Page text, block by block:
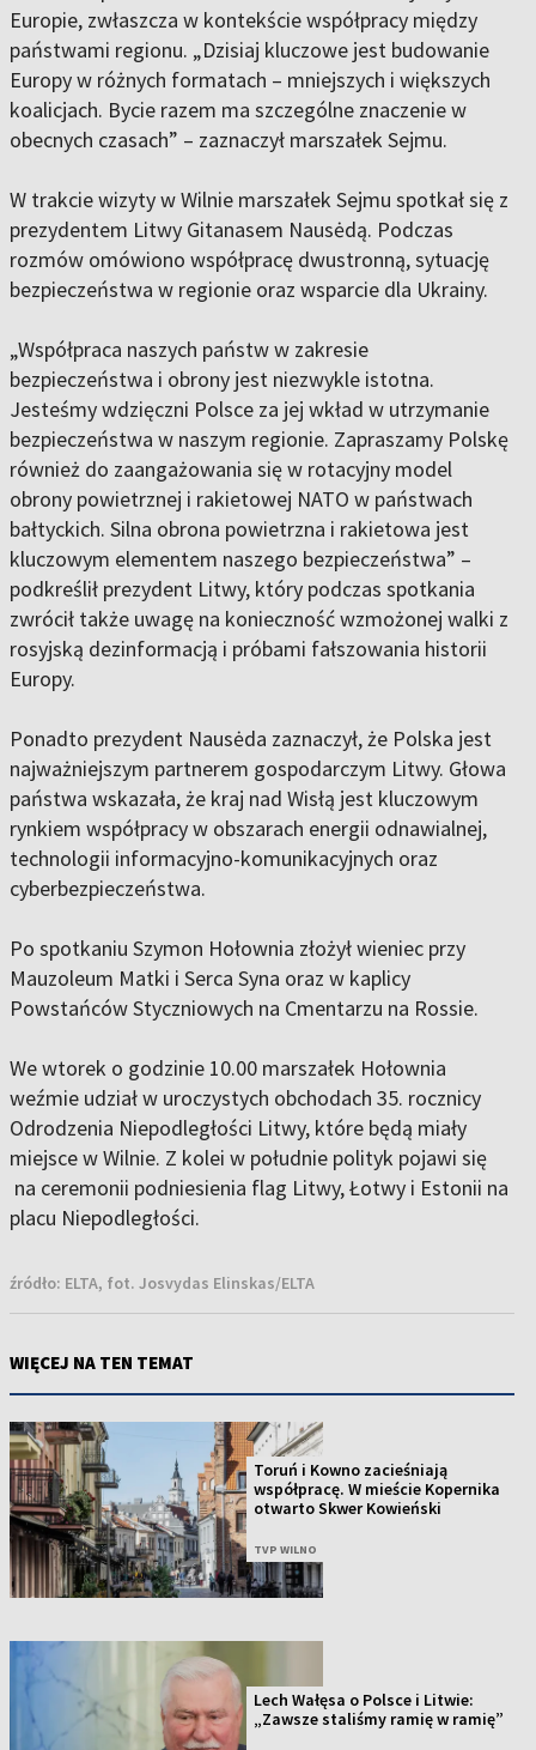
Europie, zwłaszcza w kontekście współpracy między
państwami regionu. „Dzisiaj kluczowe jest budowanie
Europy w różnych formatach – mniejszych i większych
koalicjach. Bycie razem ma szczególne znaczenie w
obecnych czasach” – zaznaczył marszałek Sejmu.
W trakcie wizyty w Wilnie marszałek Sejmu spotkał się z
prezydentem Litwy Gitanasem Nausėdą. Podczas
rozmów omówiono współpracę dwustronną, sytuację
bezpieczeństwa w regionie oraz wsparcie dla Ukrainy.
„Współpraca naszych państw w zakresie
bezpieczeństwa i obrony jest niezwykle istotna.
Jesteśmy wdzięczni Polsce za jej wkład w utrzymanie
bezpieczeństwa w naszym regionie. Zapraszamy Polskę
również do zaangażowania się w rotacyjny model
obrony powietrznej i rakietowej NATO w państwach
bałtyckich. Silna obrona powietrzna i rakietowa jest
kluczowym elementem naszego bezpieczeństwa” –
podkreślił prezydent Litwy, który podczas spotkania
zwrócił także uwagę na konieczność wzmożonej walki z
rosyjską dezinformacją i próbami fałszowania historii
Europy.
Ponadto prezydent Nausėda zaznaczył, że Polska jest
najważniejszym partnerem gospodarczym Litwy. Głowa
państwa wskazała, że kraj nad Wisłą jest kluczowym
rynkiem współpracy w obszarach energii odnawialnej,
technologii informacyjno-komunikacyjnych oraz
cyberbezpieczeństwa.
Po spotkaniu Szymon Hołownia złożył wieniec przy
Mauzoleum Matki i Serca Syna oraz w kaplicy
Powstańców Styczniowych na Cmentarzu na Rossie.
We wtorek o godzinie 10.00 marszałek Hołownia
weźmie udział w uroczystych obchodach 35. rocznicy
Odrodzenia Niepodległości Litwy, które będą miały
miejsce w Wilnie. Z kolei w południe polityk pojawi się
na ceremonii podniesienia flag Litwy, Łotwy i Estonii na
placu Niepodległości.
źródło: ELTA, fot. Josvydas Elinskas/ELTA
WIĘCEJ NA TEN TEMAT
Toruń i Kowno zacieśniają
współpracę. W mieście Kopernika
otwarto Skwer Kowieński
TVP WILNO
Lech Wałęsa o Polsce i Litwie:
„Zawsze staliśmy ramię w ramię”